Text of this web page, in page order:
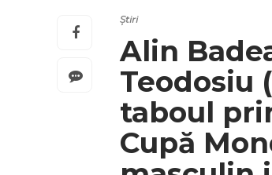
Știri
Alin
Teodosiu
taboul
Cupă